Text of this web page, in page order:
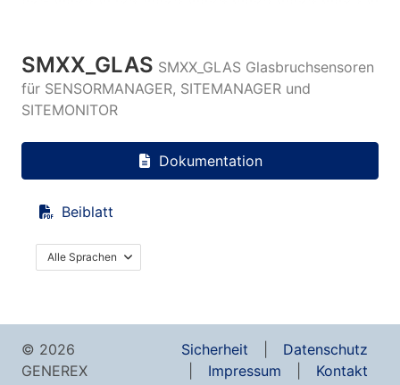
SMXX_GLAS SMXX_GLAS Glasbruchsensoren
für SENSORMANAGER, SITEMANAGER und
SITEMONITOR
Dokumentation
Beiblatt
Alle Sprachen
© 2026
GENEREX
Sicherheit
Datenschutz
Impressum
Kontakt